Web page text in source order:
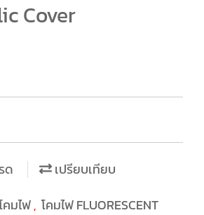
Cover
ด เปรียบเทียบ
คมไฟ , โคมไฟ FLUORESCENT